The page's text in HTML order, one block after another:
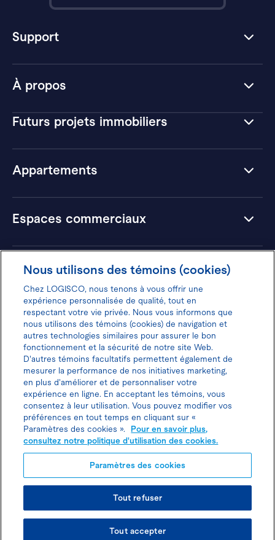
Joindre l’agent de location
À propos
Futurs projets immobiliers
Appartements
Espaces commerciaux
Hôtels
Support
Donnez votre avis pour gagner 100$
Politique d'utilisation des cookies
Politique de protection des
renseignements personnels
© TOUS DROITS RÉSERVÉS LOGISCO 2026
Nous utilisons des témoins (cookies)
Chez LOGISCO, nous tenons à vous offrir une
expérience personnalisée de qualité, tout en
respectant votre vie privée. Nous vous informons que
nous utilisons des témoins (cookies) de navigation et
autres technologies similaires pour assurer le bon
fonctionnement et la sécurité de notre site Web.
D'autres témoins facultatifs permettent également de
mesurer la performance de nos initiatives marketing,
en plus d'améliorer et de personnaliser votre
expérience en ligne. En acceptant les témoins, vous
consentez à leur utilisation. Vous pouvez modifier vos
préférences en tout temps en cliquant sur «
Paramètres des cookies ».
Pour en savoir plus,
consultez notre politique d'utilisation des cookies.
Paramètres des cookies
Tout refuser
Tout accepter